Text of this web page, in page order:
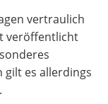
vertraulich
veröffentlicht
es allerdings